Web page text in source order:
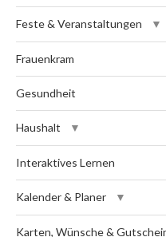
Feste & Veranstaltungen
Frauenkram
Gesundheit
Haushalt
Interaktives Lernen
Kalender & Planer
Karten, Wünsche &